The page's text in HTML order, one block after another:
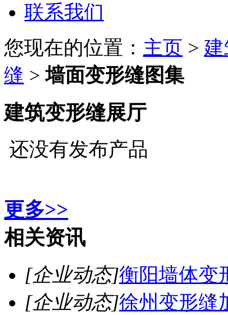
联系我们
您现在的位置： 主页 >
缝 >墙面变形缝图集
建筑变形缝展厅
还没有发布产品
更多>>
相关资讯
[企业动态]衡阳墙体变
[企业动态]徐州变形缝